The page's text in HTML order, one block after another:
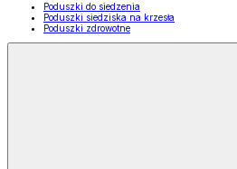
Poduszki do siedzenia
Poduszki siedziska na krzesła
Poduszki zdrowotne